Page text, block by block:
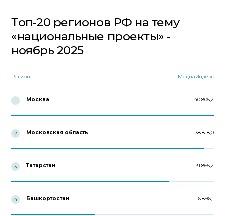
Топ-20 регионов РФ на тему
«национальные проекты» -
ноябрь 2025
Регион МедиаИндекс
1 Москва 40 805,2
2 Московская область 38 818,0
3 Татарстан 31 865,2
4 Башкортостан 16 896,1